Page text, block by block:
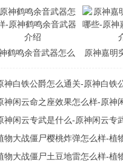
鹤鸣余音武器怎么
绍
原神嘉明
神白铁公爵怎么通关-原神白铁
神闲云命之座效果怎么样-原神
绍
神闲云专武是什么-原神闲云专
物大战僵尸樱桃炸弹怎么样-植
弹属性介绍
物大战僵尸土豆地雷怎么样-植